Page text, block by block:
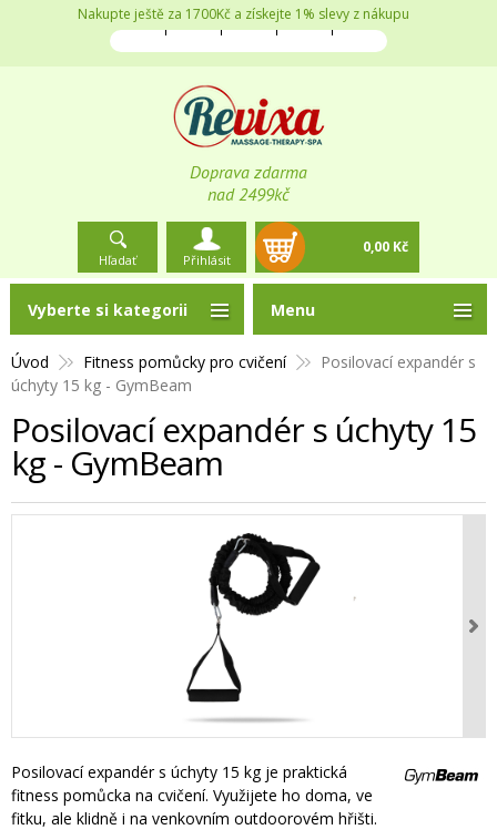
Doprava zdarma
nad 2499kč
Nakupte ještě za 1700Kč a získejte 1% slevy z nákupu
Hľadať Přihlásit
0,00 Kč
Úvod Fitness pomůcky pro cvičení
Posilovací expandér s
úchyty 15 kg - GymBeam
Posilovací expandér s úchyty 15
kg - GymBeam
Posilovací expandér s úchyty 15 kg je praktická
fitness pomůcka na cvičení. Využijete ho doma, ve
fitku, ale klidně i na venkovním outdoorovém hřišti.
Vyberte si kategorii Menu